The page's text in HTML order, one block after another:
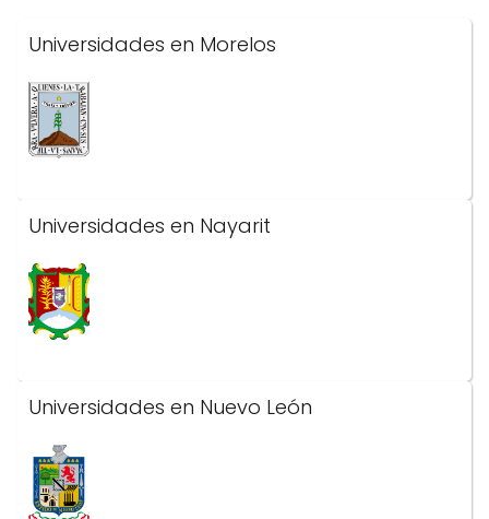
Universidades en Morelos
Universidades en Nayarit
Universidades en Nuevo León